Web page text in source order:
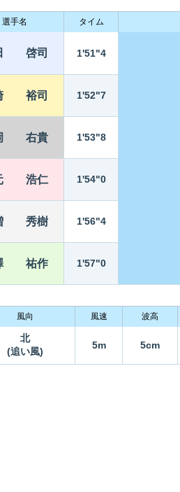
報
選手名 タイム
啓司 1'51"4
裕司 1'52"7
右貴 1'53"8
浩仁 1'54"0
秀樹 1'56"4
祐作 1'57"0
風向 風速 波高
北
(追い風)
5m 5cm